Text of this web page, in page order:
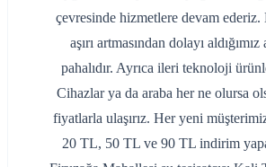
çevresinde hizmetlere devam
aşırı artmasından dolayı
pahalıdır. Ayrıca ileri teknoloji
Cihazlar ya da araba her ne olursa
fiyatlarla ulaşırız. Her yeni
20 TL, 50 TL ve 90 TL indirim